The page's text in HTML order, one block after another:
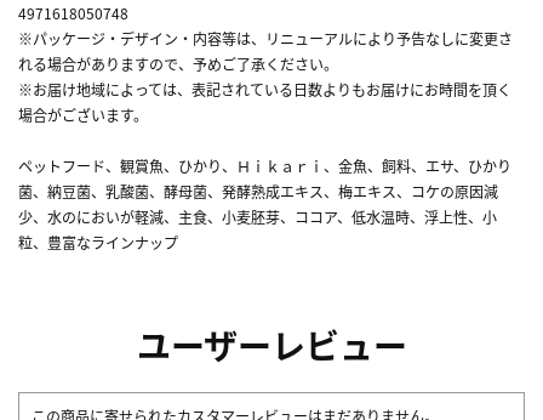
4971618050748
※パッケージ・デザイン・内容等は、リニューアルにより予告なしに変更さ
れる場合がありますので、予めご了承ください。
※お届け地域によっては、表記されている日数よりもお届けにお時間を頂く
場合がございます。
ペットフード、観賞魚、ひかり、Ｈｉｋａｒｉ、金魚、飼料、エサ、ひかり
菌、納豆菌、乳酸菌、酵母菌、発酵熟成エキス、梅エキス、コケの原因減
少、水のにおいが軽減、主食、小麦胚芽、ココア、低水温時、浮上性、小
粒、豊富なラインナップ
ユーザーレビュー
この商品に寄せられたカスタマーレビューはまだありません。